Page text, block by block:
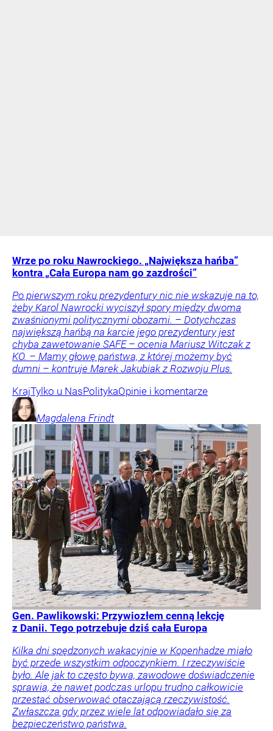
Wrze po roku Nawrockiego. „Największa hańba”
kontra „Cała Europa nam go zazdrości”
Po pierwszym roku prezydentury nic nie wskazuje na to,
żeby Karol Nawrocki wyciszył spory między dwoma
zwaśnionymi politycznymi obozami. – Dotychczas
największą hańbą na karcie jego prezydentury jest
chyba zawetowanie SAFE – ocenia Mariusz Witczak z
KO. – Mamy głowę państwa, z której możemy być
dumni – kontruje Marek Jakubiak z Rozwoju Plus.
KrajTylko u NasPolitykaOpinie i komentarze
Magdalena Frindt
Gen. Pawlikowski: Przywiozłem cenną lekcję
z Danii. Tego potrzebuje dziś cała Europa
Kilka dni spędzonych wakacyjnie w Kopenhadze miało
być przede wszystkim odpoczynkiem. I rzeczywiście
było. Ale jak to często bywa, zawodowe doświadczenie
sprawia, że nawet podczas urlopu trudno całkowicie
przestać obserwować otaczającą rzeczywistość.
Zwłaszcza gdy przez wiele lat odpowiadało się za
bezpieczeństwo państwa.